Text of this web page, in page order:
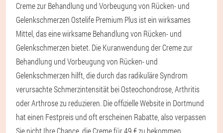
Creme zur Behandlung und Vorbeugung von Rücken- und
Gelenkschmerzen Ostelife Premium Plus ist ein wirksames
Mittel, das eine wirksame Behandlung von Rücken- und
Gelenkschmerzen bietet. Die Kuranwendung der Creme zur
Behandlung und Vorbeugung von Rücken- und
Gelenkschmerzen hilft, die durch das radikuläre Syndrom
verursachte Schmerzintensität bei Osteochondrose, Arthritis
oder Arthrose zu reduzieren. Die offizielle Website in Dortmund
hat einen Festpreis und oft erscheinen Rabatte, also verpassen
Sie nicht Ihre Chance, die Creme für 49 € zu bekommen.